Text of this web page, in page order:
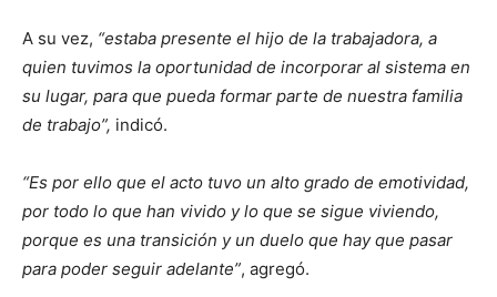
A su vez, “estaba presente el hijo de la trabajadora, a
quien tuvimos la oportunidad de incorporar al sistema en
su lugar, para que pueda formar parte de nuestra familia
de trabajo”, indicó.
“Es por ello que el acto tuvo un alto grado de emotividad,
por todo lo que han vivido y lo que se sigue viviendo,
porque es una transición y un duelo que hay que pasar
para poder seguir adelante”, agregó.